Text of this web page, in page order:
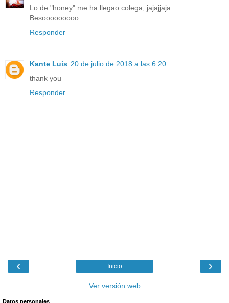
Lo de "honey" me ha llegao colega, jajajjaja.
Besooooooooo
Responder
Kante Luis 20 de julio de 2018 a las 6:20
thank you
Responder
‹ ›
Inicio
Ver versión web
Datos personales